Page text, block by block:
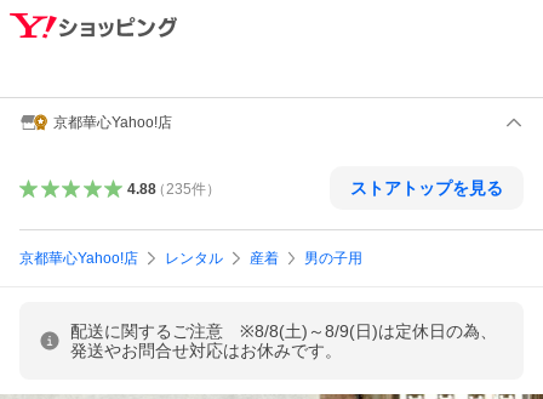
京都華心Yahoo!店
4.88（ 235件） ストアトップを見る
京都華心Yahoo!店 レンタル 産着 男の子用
配送に関するご注意 ※8/8(土)～8/9(日)は定休日の為、
発送やお問合せ対応はお休みです。